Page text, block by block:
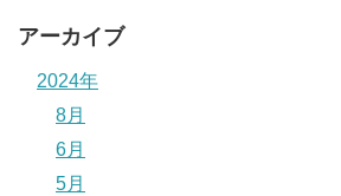
アーカイブ
2024年
8月
6月
5月